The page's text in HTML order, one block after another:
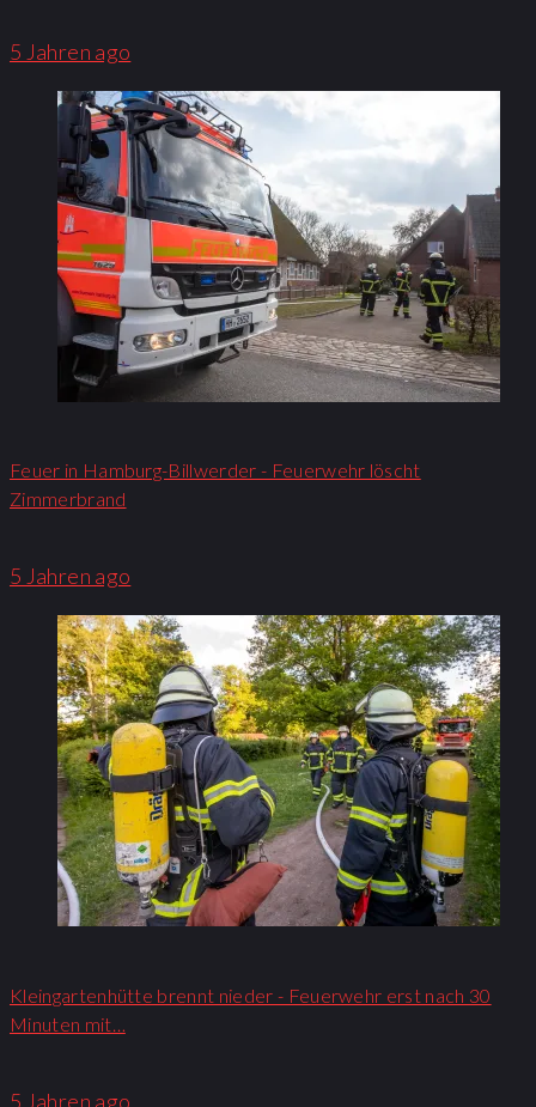
5 Jahren ago
Feuer in Hamburg-Billwerder - Feuerwehr löscht
Zimmerbrand
5 Jahren ago
Kleingartenhütte brennt nieder - Feuerwehr erst nach 30
Minuten mit…
5 Jahren ago